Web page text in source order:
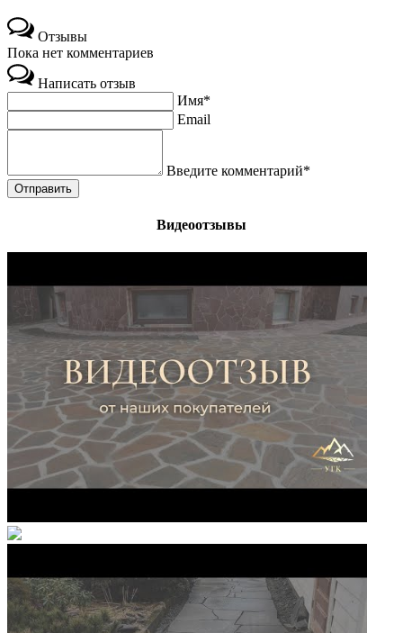
Отзывы
Пока нет комментариев
Написать отзыв
Имя*
Email
Введите комментарий*
Видеоотзывы